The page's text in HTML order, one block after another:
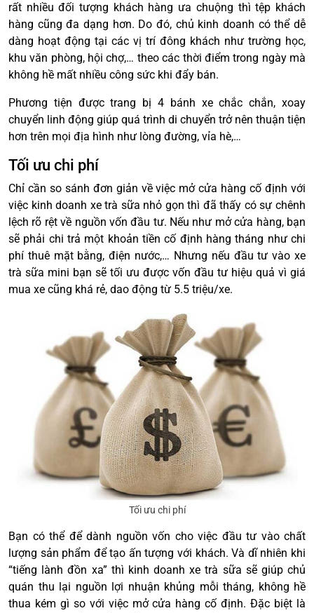
rất nhiều đối tượng khách hàng ưa chuộng thì tệp khách
hàng cũng đa dạng hơn. Do đó, chủ kinh doanh có thể dễ
dàng hoạt động tại các vị trí đông khách như trường học,
khu văn phòng, hội chợ,… theo các thời điểm trong ngày mà
không hề mất nhiều công sức khi đẩy bán.
Phương tiện được trang bị 4 bánh xe chắc chắn, xoay
chuyển linh động giúp quá trình di chuyển trở nên thuận tiện
hơn trên mọi địa hình như lòng đường, vỉa hè,…
Tối ưu chi phí
Chỉ cần so sánh đơn giản về việc mở cửa hàng cố định với
việc kinh doanh xe trà sữa nhỏ gọn thì đã thấy có sự chênh
lệch rõ rệt về nguồn vốn đầu tư. Nếu như mở cửa hàng, bạn
sẽ phải chi trả một khoản tiền cố định hàng tháng như chi
phí thuê mặt bằng, điện nước,… Nhưng nếu đầu tư vào xe
trà sữa mini bạn sẽ tối ưu được vốn đầu tư hiệu quả vì giá
mua xe cũng khá rẻ, dao động từ 5.5 triệu/xe.
Tối ưu chi phí
Bạn có thể để dành nguồn vốn cho việc đầu tư vào chất
lượng sản phẩm để tạo ấn tượng với khách. Và dĩ nhiên khi
“tiếng lành đồn xa” thì kinh doanh xe trà sữa sẽ giúp chủ
quán thu lại nguồn lợi nhuận khủng mỗi tháng, không hề
thua kém gì so với việc mở cửa hàng cố định. Đặc biệt là